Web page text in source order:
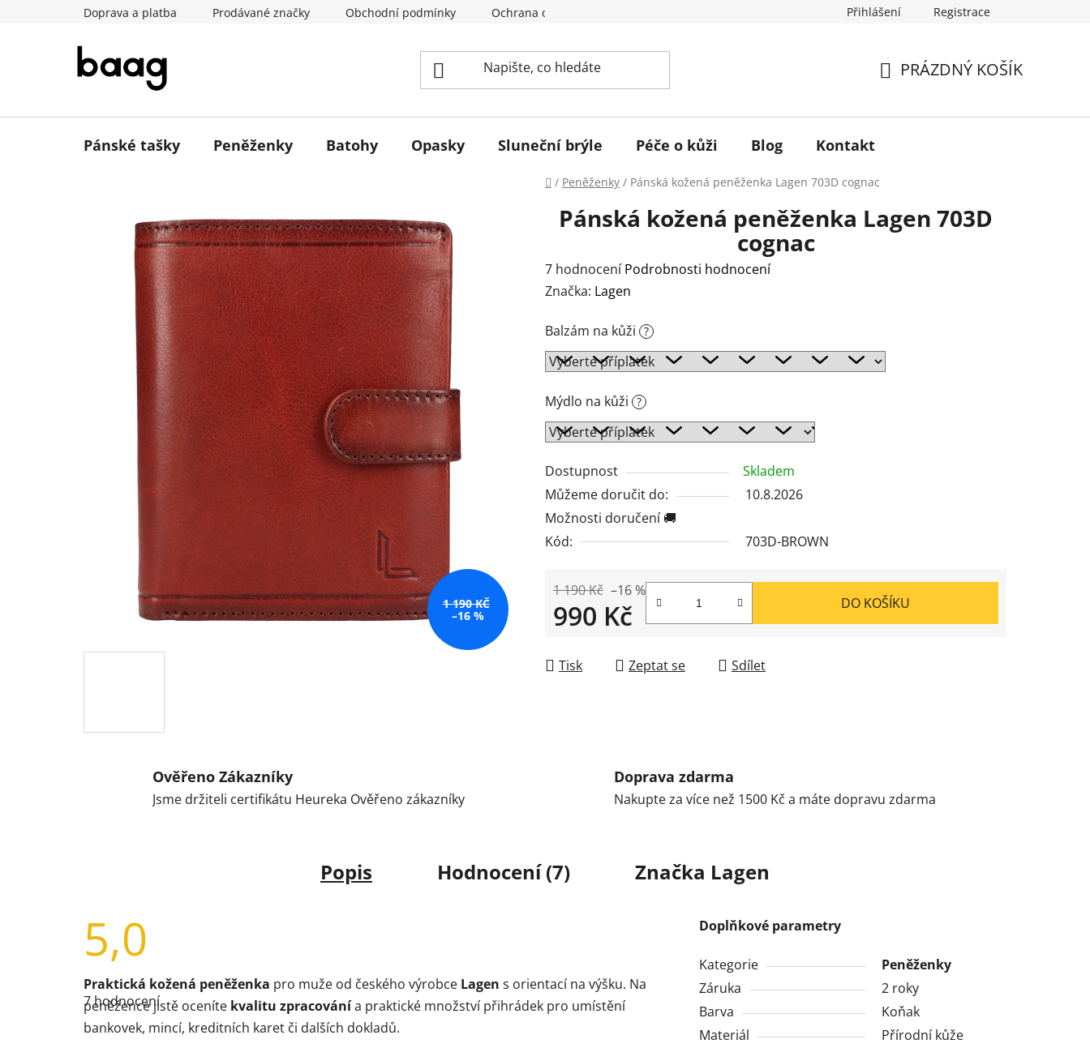
Doprava a platba Prodávané značky Obchodní podmínky Ochrana osobních údajů Reklamace Kontakt
Přihlášení Registrace
PRÁZDNÝ KOŠÍK
Pánské tašky Peněženky Batohy Opasky Sluneční brýle Péče o kůži Blog Kontakt
Domů
/ Peněženky / Pánská kožená peněženka Lagen 703D cognac
Pánská kožená peněženka Lagen 703D
cognac
Průměrné
hodnocení
je
5,0
z
5
hvězdiček.
7 hodnocení Podrobnosti hodnocení
Značka: Lagen
Balzám na kůži ?
Mýdlo na kůži ?
Dostupnost
Skladem
Můžeme doručit do:
10.8.2026
Možnosti doručení 🚚
Kód:
703D-BROWN
1 190 Kč –16 %
990 Kč DO KOŠÍKU
Tisk Zeptat se Sdílet
1 190 KČ
–16 %
Ověřeno Zákazníky
Jsme držiteli certifikátu Heureka Ověřeno zákazníky
Doprava zdarma
Nakupte za více než 1500 Kč a máte dopravu zdarma
Popis Hodnocení (7) Značka Lagen
5,0
Průměrné
hodnocení
produktu
je
5,0
7 hodnocení
Praktická kožená peněženka pro muže od českého výrobce Lagen s orientací na výšku. Na
peněžence jistě oceníte kvalitu zpracovánía praktické množství přihrádek pro umístění
bankovek, mincí, kreditních karet či dalších dokladů.
Doplňkové parametry
Kategorie
Peněženky
Záruka
2 roky
Barva
Koňak
Materiál
Přírodní kůže